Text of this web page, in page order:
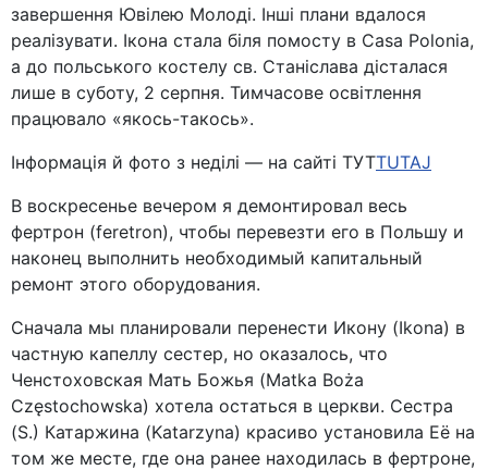
завершення Ювілею Молоді. Інші плани вдалося
реалізувати. Ікона стала біля помосту в Casa Polonia,
а до польського костелу св. Станіслава дісталася
лише в суботу, 2 серпня. Тимчасове освітлення
працювало «якось-такось».
Інформація й фото з неділі — на сайті ТУТTUTAJ
В воскресенье вечером я демонтировал весь
фертрон (feretron), чтобы перевезти его в Польшу и
наконец выполнить необходимый капитальный
ремонт этого оборудования.
Сначала мы планировали перенести Икону (Ikona) в
частную капеллу сестер, но оказалось, что
Ченстоховская Мать Божья (Matka Boża
Częstochowska) хотела остаться в церкви. Сестра
(S.) Катаржина (Katarzyna) красиво установила Её на
том же месте, где она ранее находилась в фертроне,